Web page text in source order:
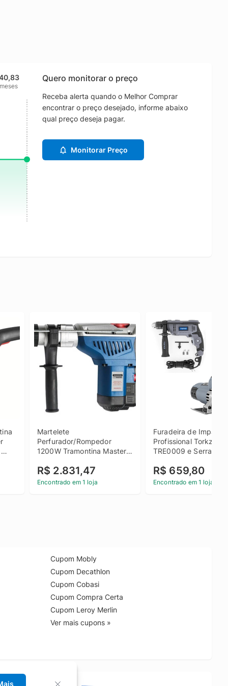
Quero monitorar o preço
Receba alerta quando o Melhor Comprar
encontrar o preço desejado, informe abaixo
qual preço deseja pagar.
Monitorar Preço
Martelete
Perfurador/Rompedor
1200W Tramontina Master
Max Uso Profissional Com
Maleta 1.9/16" 127V
R$ 2.831,47
Encontrado em 1 loja
Furadeira de Impacto
Profissional Torkz
TRE0009 e Serra
R$ 659,80
Encontrado em 1 loja
Cupom Mobly
Cupom Decathlon
Cupom Cobasi
Cupom Compra Certa
Cupom Leroy Merlin
Ver mais cupons »